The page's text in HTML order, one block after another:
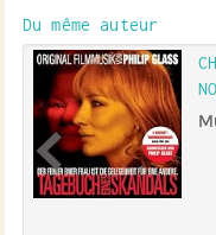
Du même auteur